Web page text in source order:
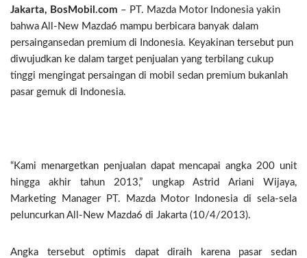
Jakarta, BosMobil.com – PT. Mazda Motor Indonesia yakin
bahwa All-New Mazda6 mampu berbicara banyak dalam
persaingansedan premium di Indonesia. Keyakinan tersebut pun
diwujudkan ke dalam target penjualan yang terbilang cukup
tinggi mengingat persaingan di mobil sedan premium bukanlah
pasar gemuk di Indonesia.
“Kami menargetkan penjualan dapat mencapai angka 200 unit
hingga akhir tahun 2013,” ungkap Astrid Ariani Wijaya,
Marketing Manager PT. Mazda Motor Indonesia di sela-sela
peluncurkan All-New Mazda6 di Jakarta (10/4/2013).
Angka tersebut optimis dapat diraih karena pasar sedan